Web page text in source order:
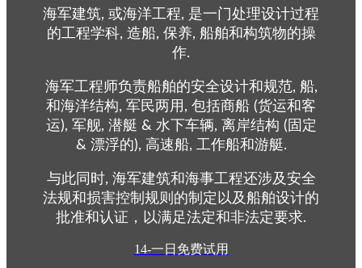
海军建筑, 或海洋工程, 是一门处理设计过程
的工程学科, 造船, 保养, 船舶和构筑物的操
作.
海军工程师负责船舶的安全设计和规范, 船,
和海洋结构, 军民两用, 包括商船 (货运和客
运), 军舰, 潜艇 & 水下车辆, 离岸结构 (固定
& 漂浮的), 高速船, 工作船和游艇.
与此同时, 海军建筑和海事工程还涉及安全
法规和损害控制规则的制定以及船舶设计的
批准和认证，以满足法定和非法定要求.
14-一日免费试用